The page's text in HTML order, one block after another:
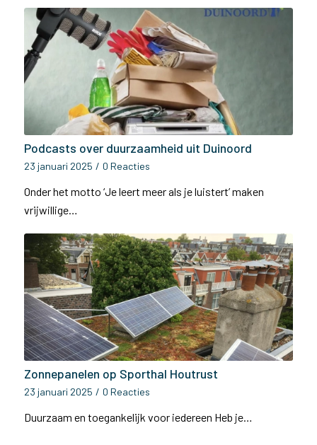
Podcasts over duurzaamheid uit Duinoord
23 januari 2025 / 0 Reacties
Onder het motto ‘Je leert meer als je luistert’ maken
vrijwillige…
Zonnepanelen op Sporthal Houtrust
23 januari 2025 / 0 Reacties
Duurzaam en toegankelijk voor iedereen Heb je…